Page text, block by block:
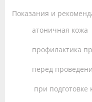
Показания и
атоничная кожа
профилактика
перед
при подготовке